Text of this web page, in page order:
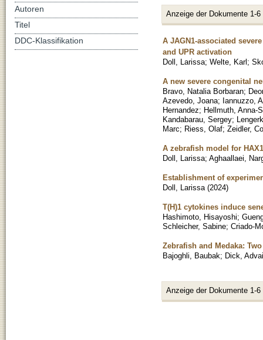
Anzeige der Dokumente 1-6
A JAGN1-associated
and UPR activation
Doll, Larissa; Welte, Karl;
A new severe congenital
Bravo, Natalia Borbaran;
Azevedo, Joana; Iannuzzo,
Hernandez; Hellmuth, Anna-
Kandabarau, Sergey;
Marc; Riess, Olaf; Zeidler,
A zebrafish model for
Doll, Larissa; Aghaallaei,
Establishment of
Doll, Larissa (2024)
T(H)1 cytokines induce
Hashimoto, Hisayoshi;
Schleicher, Sabine; Criado-
Zebrafish and Medaka:
Bajoghli, Baubak; Dick,
Anzeige der Dokumente 1-6
Autoren
Titel
DDC-Klassifikation